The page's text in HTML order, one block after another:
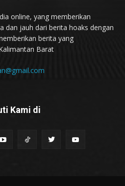
online, yang memberikan
dan jauh dari berita hoaks dengan
berita yang
Barat
Kami di